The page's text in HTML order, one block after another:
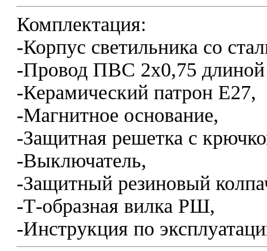
Комплектация:
-Корпус светильника со
-Провод ПВС 2х0,75
-Керамический патрон Е27,
-Магнитное основание,
-Защитная решетка с
-Выключатель,
-Защитный резиновый
-Т-образная вилка РШ,
-Инструкция по